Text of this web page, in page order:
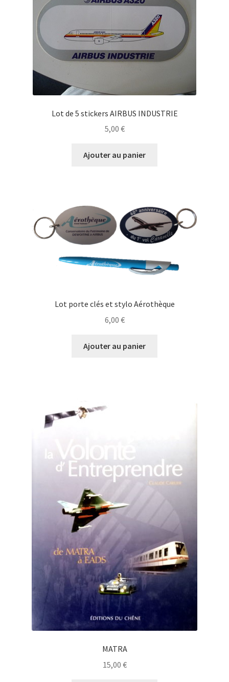
Lot de 5 stickers AIRBUS INDUSTRIE
5,00 €
Ajouter au panier
Lot porte clés et stylo Aérothèque
6,00 €
Ajouter au panier
MATRA
15,00 €